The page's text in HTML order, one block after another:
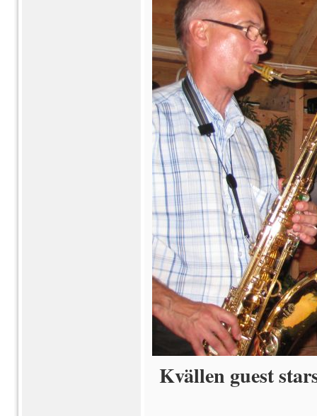
Kvällen guest